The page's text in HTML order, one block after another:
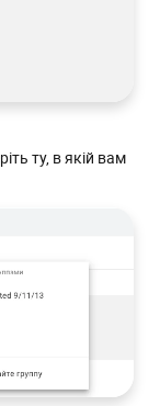
ту, в якій вам